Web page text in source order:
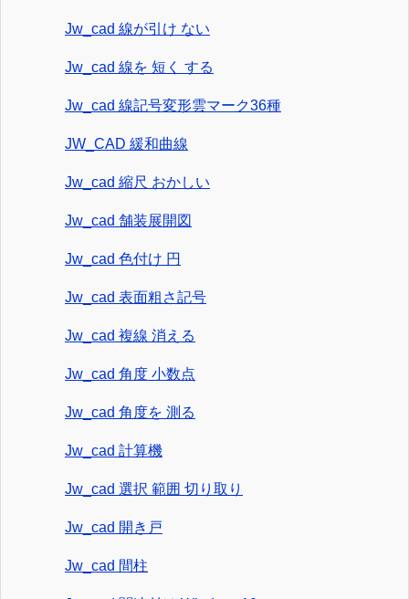
Jw_cad 線が引け ない
Jw_cad 線を 短く する
Jw_cad 線記号変形雲マーク36種
JW_CAD 緩和曲線
Jw_cad 縮尺 おかしい
Jw_cad 舗装展開図
Jw_cad 色付け 円
Jw_cad 表面粗さ記号
Jw_cad 複線 消える
Jw_cad 角度 小数点
Jw_cad 角度を 測る
Jw_cad 計算機
Jw_cad 選択 範囲 切り取り
Jw_cad 開き戸
Jw_cad 間柱